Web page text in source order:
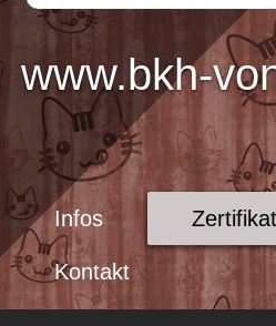
www.bkh-
Infos
Kontakt